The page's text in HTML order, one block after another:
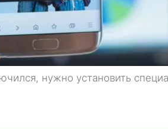
нужно установить